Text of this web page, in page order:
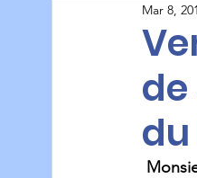
du
Mar 8,